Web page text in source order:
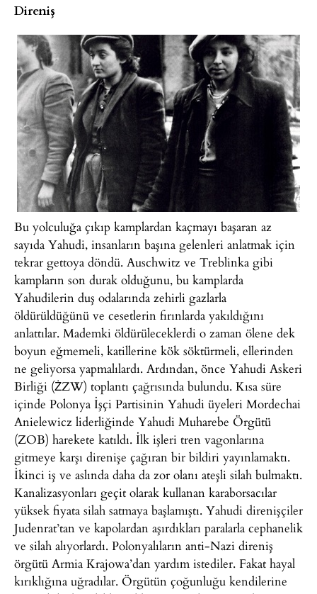
Direniş
Bu yolculuğa çıkıp kamplardan kaçmayı başaran az
sayıda Yahudi, insanların başına gelenleri anlatmak için
tekrar gettoya döndü. Auschwitz ve Treblinka gibi
kampların son durak olduğunu, bu kamplarda
Yahudilerin duş odalarında zehirli gazlarla
öldürüldüğünü ve cesetlerin fırınlarda yakıldığını
anlattılar. Mademki öldürüleceklerdi o zaman ölene dek
boyun eğmemeli, katillerine kök söktürmeli, ellerinden
ne geliyorsa yapmalılardı. Ardından, önce Yahudi Askeri
Birliği (ŻZW) toplantı çağrısında bulundu. Kısa süre
içinde Polonya İşçi Partisinin Yahudi üyeleri Mordechai
Anielewicz liderliğinde Yahudi Muharebe Örgütü
(ZOB) harekete katıldı. İlk işleri tren vagonlarına
gitmeye karşı direnişe çağıran bir bildiri yayınlamaktı.
İkinci iş ve aslında daha da zor olanı ateşli silah bulmaktı.
Kanalizasyonları geçit olarak kullanan karaborsacılar
yüksek fiyata silah satmaya başlamıştı. Yahudi direnişçiler
Judenrat’tan ve kapolardan aşırdıkları paralarla cephanelik
ve silah alıyorlardı. Polonyalıların anti-Nazi direniş
örgütü Armia Krajowa’dan yardım istediler. Fakat hayal
kırıklığına uğradılar. Örgütün çoğunluğu kendilerine